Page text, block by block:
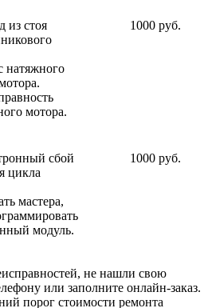
из стоя
натяжного
мотора.
1000 руб.
сбой
цикла
мастера,
модуль.
1000 руб.
не нашли свою
или заполните онлайн-заказ.
порог стоимости ремонта